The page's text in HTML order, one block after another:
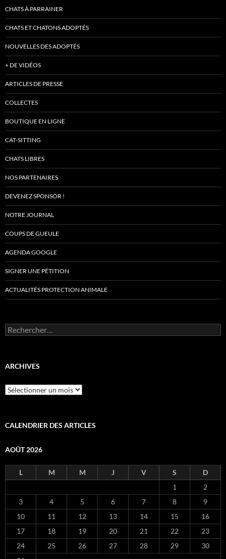
CHATS À PARRAINER
CHATS ET CHATONS ADOPTÉS
NOUVELLES DES ADOPTÉS
+ DE VIDÉOS
ARTICLES DE PRESSE
COLLECTES
BOUTIQUE EN LIGNE
CAT-SITTING
CHATS LIBRES
NOS PARTENAIRES
DEVENEZ SPONSOR !
NOTRE JOURNAL
COUPS DE GUEULE
AGENDA GOOGLE
SIGNER UNE PÉTITION
ACTUALITÉS PROTECTION ANIMALE
Rechercher :
ARCHIVES
Archives
CALENDRIER DES ARTICLES
AOÛT 2026
L M M J V S
D
1
2
3
4 5 6 7 8
9
10
11 12 13 14 15
16
17
18 19 20 21 22
23
24
25 26 27 28 29
30